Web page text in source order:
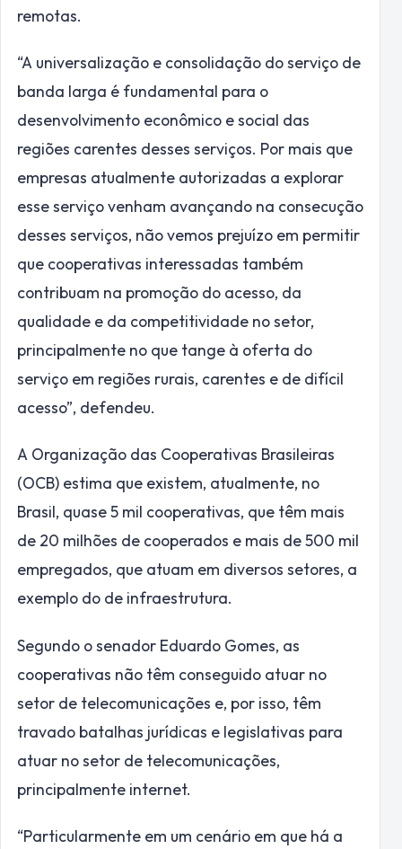
remotas.
“A universalização e consolidação do serviço de
banda larga é fundamental para o
desenvolvimento econômico e social das
regiões carentes desses serviços. Por mais que
empresas atualmente autorizadas a explorar
esse serviço venham avançando na consecução
desses serviços, não vemos prejuízo em permitir
que cooperativas interessadas também
contribuam na promoção do acesso, da
qualidade e da competitividade no setor,
principalmente no que tange à oferta do
serviço em regiões rurais, carentes e de difícil
acesso”, defendeu.
A Organização das Cooperativas Brasileiras
(OCB) estima que existem, atualmente, no
Brasil, quase 5 mil cooperativas, que têm mais
de 20 milhões de cooperados e mais de 500 mil
empregados, que atuam em diversos setores, a
exemplo do de infraestrutura.
Segundo o senador Eduardo Gomes, as
cooperativas não têm conseguido atuar no
setor de telecomunicações e, por isso, têm
travado batalhas jurídicas e legislativas para
atuar no setor de telecomunicações,
principalmente internet.
“Particularmente em um cenário em que há a